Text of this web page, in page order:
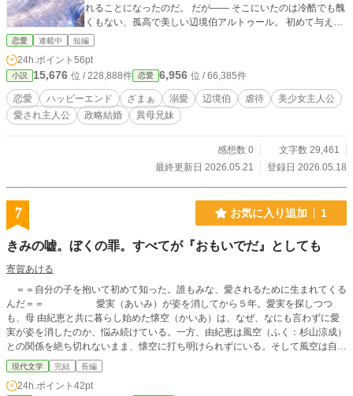
れることになったのだ。 だが―― そこにいたのは冷酷でも醜
くもない、孤高で美しい辺境伯アルトゥール。 初めて与えら
れる優しさ、初めて知る温もり。 辺境の地で愛され、守られ
く。 やがて明かされる過去。 そして、彼女を踏みにじった家
族に訪れる報いとは――。 これは、虐げられた少女が本当の
幸福を手にする物語。
恋愛 連載中 短編
24h.ポイント 56pt
小説 15,676 位 / 228,888件 恋愛 6,956 位 / 66,385件
恋愛 ハッピーエンド ざまぁ 溺愛 辺境伯 虐待
美少女主人公
愛され主人公
政略結婚 異母兄妹
感想数 0
文字数 29,461
最終更新日 2026.05.21
登録日 2026.05.18
7 お気に入り追加 1
きみの嘘。ぼくの罪。すべてが『おもいでだ』としても
寄賀あける
＝＝自分の子を抱いて初めて知った。誰もみな、愛されるために生まれてくる
んだ＝＝ 愛実（あいみ）が姿を消してから５年。愛実を探しつつ
も、母 由紀恵と共に暮らし始めた懐空（かいあ）は、なぜ、なにも言わずに愛
実が姿を消したのか、悩み続けている。一方、由紀恵は風空（ふく：杉山涼成）
との関係を絶ち切れないまま、懐空に打ち明けられずにいる。そして風空は自分
との関係を懐空に告げたいと願うが、立場がそれを許さない。そして、なにも告
げずに懐空の前から消えた愛実は…… 『きみの愛。ぼくの恋。すべてが「まぼ
ろしだ」としても』完結編
現代文学 完結 長編
24h.ポイント 42pt